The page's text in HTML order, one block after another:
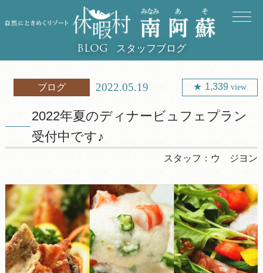
BLOG スタッフブログ
ブログ 2022.05.19 1,339view
2022年夏のディナービュフェプラン
受付中です♪
スタッフ： ウ ジヨン